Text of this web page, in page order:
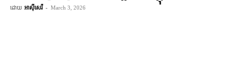
ដោយ អាស៊ីសេរី - March 3, 2026